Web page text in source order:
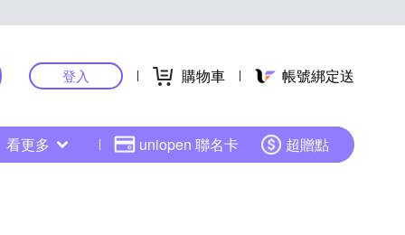
登入 購物車 帳號綁定送
看更多 uniopen 聯名卡 超贈點